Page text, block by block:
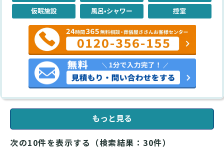
仮眠施設
風呂•シャワー 控室
もっと見る
次の10件を表示する（検索結果：30件）